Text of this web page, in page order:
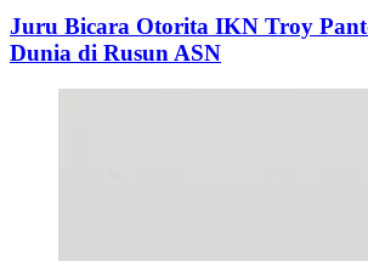
Juru Bicara Otorita IKN Troy
Dunia di Rusun ASN